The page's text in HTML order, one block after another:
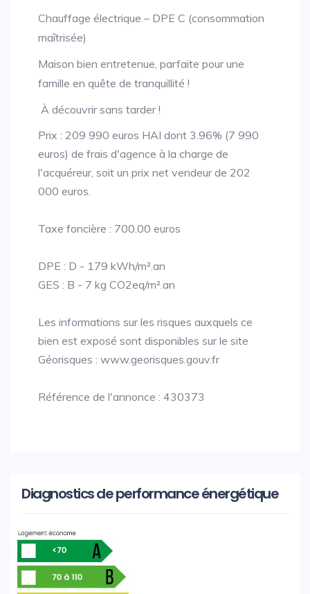
Chauffage électrique – DPE C (consommation
maîtrisée)
Maison bien entretenue, parfaite pour une
famille en quête de tranquillité !
À découvrir sans tarder !
Prix : 209 990 euros HAI dont 3.96% (7 990
euros) de frais d'agence à la charge de
l'acquéreur, soit un prix net vendeur de 202
000 euros.
Taxe foncière : 700.00 euros
DPE : D - 179 kWh/m².an
GES : B - 7 kg CO2eq/m².an
Les informations sur les risques auxquels ce
bien est exposé sont disponibles sur le site
Géorisques : www.georisques.gouv.fr
Référence de l'annonce : 430373
Diagnostics de performance énergétique